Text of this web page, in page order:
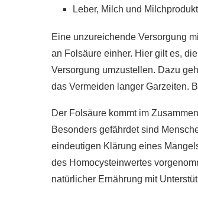
Leber, Milch und
Eine unzureichende Versorgung
an Folsäure einher. Hier gilt es,
Versorgung umzustellen. Dazu
das Vermeiden langer Garzeiten.
Der Folsäure kommt im
Besonders gefährdet sind
eindeutigen Klärung eines
des Homocysteinwertes
natürlicher Ernährung mit